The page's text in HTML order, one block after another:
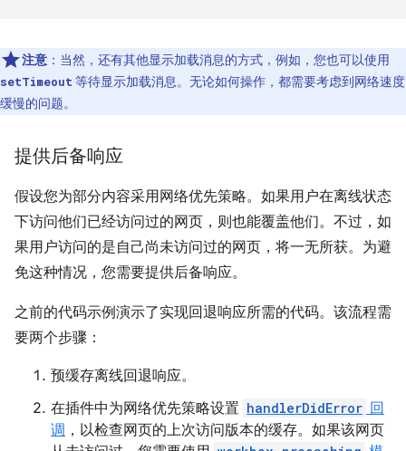
注意 ：当然，还有其他显示加载消息的方式，例如，您也可以使用
setTimeout等待显示加载消息。无论如何操作，都需要考虑到网络速度
缓慢的问题。
提供后备响应
假设您为部分内容采用网络优先策略。如果用户在离线状态
下访问他们已经访问过的网页，则也能覆盖他们。不过，如
果用户访问的是自己尚未访问过的网页，将一无所获。 为避
免这种情况，您需要提供后备响应。
之前的代码示例演示了实现回退响应所需的代码。该流程需
要两个步骤：
预缓存离线回退响应。
在插件中为网络优先策略设置 handlerDidError 回
调 ，以检查网页的上次访问版本的缓存。如果该网页